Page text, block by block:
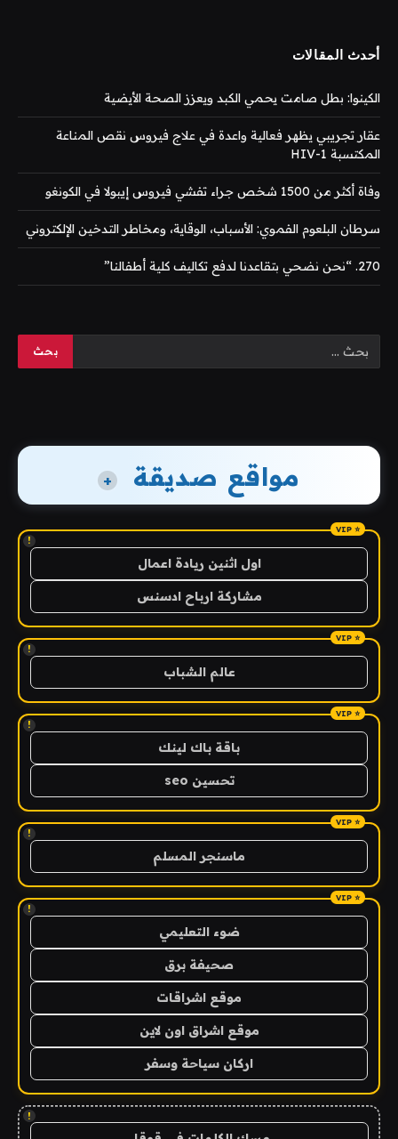
أحدث المقالات
الكينوا: بطل صامت يحمي الكبد ويعزز الصحة الأيضية
عقار تجريبي يظهر فعالية واعدة في علاج فيروس نقص المناعة
المكتسبة HIV-1
وفاة أكثر من 1500 شخص جراء تفشي فيروس إيبولا في الكونغو
سرطان البلعوم الفموي: الأسباب، الوقاية، ومخاطر التدخين الإلكتروني
270. “نحن نضحي بتقاعدنا لدفع تكاليف كلية أطفالنا”
مواقع صديقة +
!
اول اثنين ريادة اعمال
مشاركة ارباح ادسنس
!
عالم الشباب
!
باقة باك لينك
تحسين seo
!
ماسنجر المسلم
!
ضوء التعليمي
صحيفة برق
موقع اشراقات
موقع اشراق اون لاين
اركان سياحة وسفر
!